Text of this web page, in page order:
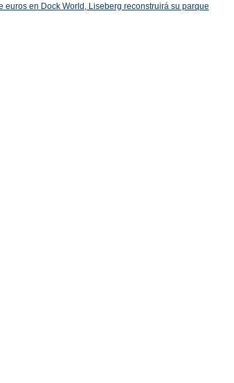
en Dock World, Liseberg reconstruirá su parque